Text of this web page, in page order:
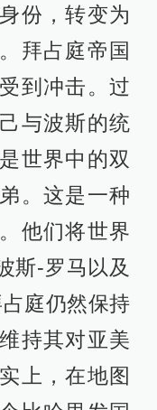
份，转变为
拜占庭帝国
到冲击。过
与波斯的统
世界中的双
。这是一种
他们将世界
斯-罗马以及
庭仍然保持
持其对亚美
上，在地图